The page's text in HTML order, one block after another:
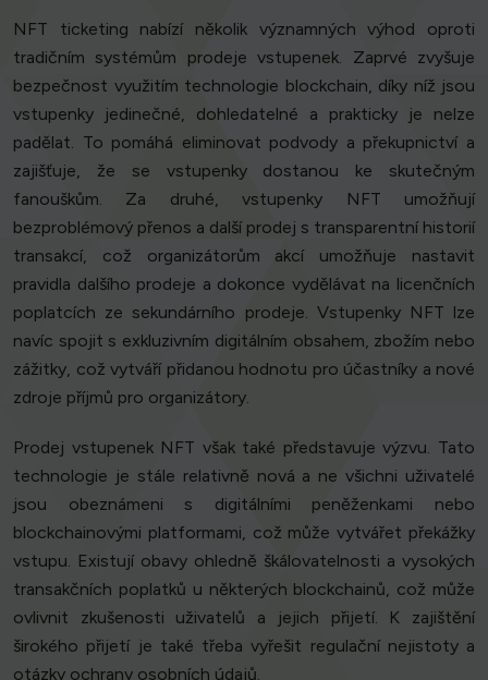
NFT ticketing nabízí několik významných výhod oproti
tradičním systémům prodeje vstupenek. Zaprvé zvyšuje
bezpečnost využitím technologie blockchain, díky níž jsou
vstupenky jedinečné, dohledatelné a prakticky je nelze
padělat. To pomáhá eliminovat podvody a překupnictví a
zajišťuje, že se vstupenky dostanou ke skutečným
fanouškům. Za druhé, vstupenky NFT umožňují
bezproblémový přenos a další prodej s transparentní historií
transakcí, což organizátorům akcí umožňuje nastavit
pravidla dalšího prodeje a dokonce vydělávat na licenčních
poplatcích ze sekundárního prodeje. Vstupenky NFT lze
navíc spojit s exkluzivním digitálním obsahem, zbožím nebo
zážitky, což vytváří přidanou hodnotu pro účastníky a nové
zdroje příjmů pro organizátory.
Prodej vstupenek NFT však také představuje výzvu. Tato
technologie je stále relativně nová a ne všichni uživatelé
jsou obeznámeni s digitálními peněženkami nebo
blockchainovými platformami, což může vytvářet překážky
vstupu. Existují obavy ohledně škálovatelnosti a vysokých
transakčních poplatků u některých blockchainů, což může
ovlivnit zkušenosti uživatelů a jejich přijetí. K zajištění
širokého přijetí je také třeba vyřešit regulační nejistoty a
otázky ochrany osobních údajů.